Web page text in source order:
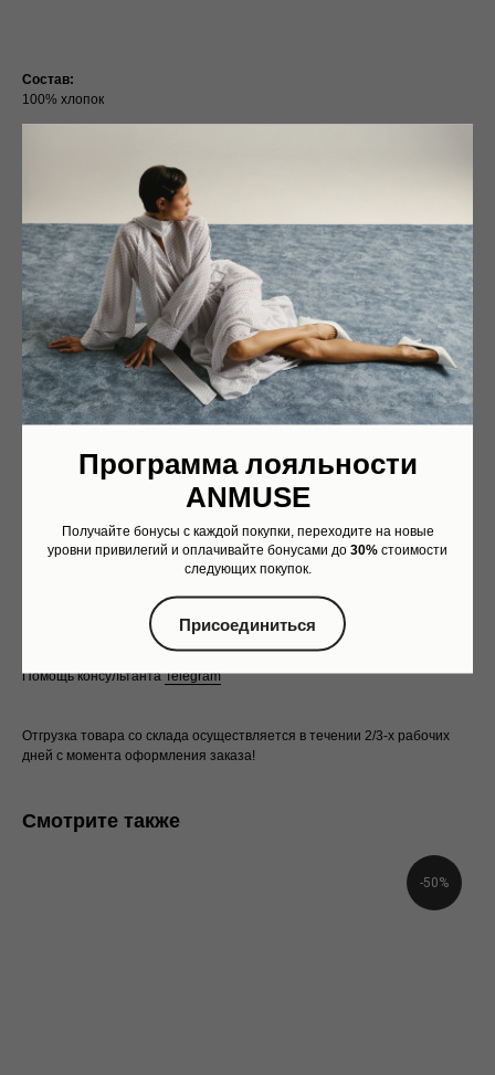
Программа лояльности
ANMUSE
Получайте бонусы с каждой покупки, переходите на новые
уровни привилегий и оплачивайте бонусами до 30% стоимости
следующих покупок.
Присоединиться
Состав:
100% хлопок
Обхват по уровню груди: 122 см
Обхват по уровню бедер: 118 см
Длина рукава от горловины: 46 см
Длина по полочке: 53 см
Длина по спине: 63.5 cм
M/L
Обхват по уровню груди: 128 см
Обхват по уровню бедер: 124 см
Длина рукава от горловины: 47 см
Длина по полочке: 54 см
Длина по спине: 64.5 cм
Обхват по уровню груди: 136 см
Длина рукава от горловины: 48 см
Длина по полочке: 55 см
На фото размер XS/S
Параметры модели на фото: рост 175, 87-63-88
Помощь консультантаTelegram
Отгрузка товара со склада осуществляется в течении 2/3-х рабочих
дней с момента оформления заказа!
Смотрите также
-50%
Оплата частями
Оплатите сегодня 25% стоимости покупки
картой любого банка, остальное — тремя
платежами раз в две недели.
Оплата
сегодня
Через 2
недели
Через 4
недели
Через 6
недель
Как обычная оплата картой